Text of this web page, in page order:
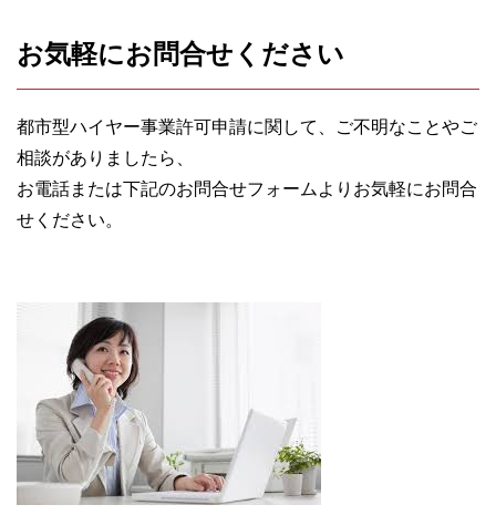
お気軽にお問合せください
都市型ハイヤー事業許可申請に関して、ご不明なことやご
相談がありましたら、
お電話または下記のお問合せフォームよりお気軽にお問合
せください。